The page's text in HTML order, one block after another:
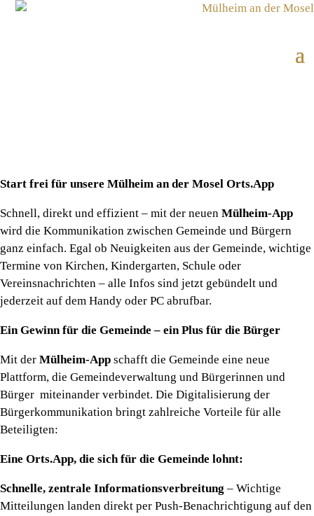
Start frei für unsere Mülheim an der Mosel Orts.App
Schnell, direkt und effizient – mit der neuen Mülheim-App
wird die Kommunikation zwischen Gemeinde und Bürgern
ganz einfach. Egal ob Neuigkeiten aus der Gemeinde, wichtige
Termine von Kirchen, Kindergarten, Schule oder
Vereinsnachrichten – alle Infos sind jetzt gebündelt und
jederzeit auf dem Handy oder PC abrufbar.
Ein Gewinn für die Gemeinde – ein Plus für die Bürger
Mit der Mülheim-App schafft die Gemeinde eine neue
Plattform, die Gemeindeverwaltung und Bürgerinnen und
Bürger miteinander verbindet. Die Digitalisierung der
Bürgerkommunikation bringt zahlreiche Vorteile für alle
Beteiligten:
Eine Orts.App, die sich für die Gemeinde lohnt:
Schnelle, zentrale Informationsverbreitung – Wichtige
Mitteilungen landen direkt per Push-Benachrichtigung auf den